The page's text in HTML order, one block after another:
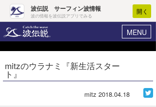
波伝説 サーフィン波情報
波の情報を波伝説アプリでみる
開く
MENU
ヘルプ マイホーム
ログイン
mitzのウラナミ『新生活スター
ト』
mitz 2018.04.18
Core Surf Japan